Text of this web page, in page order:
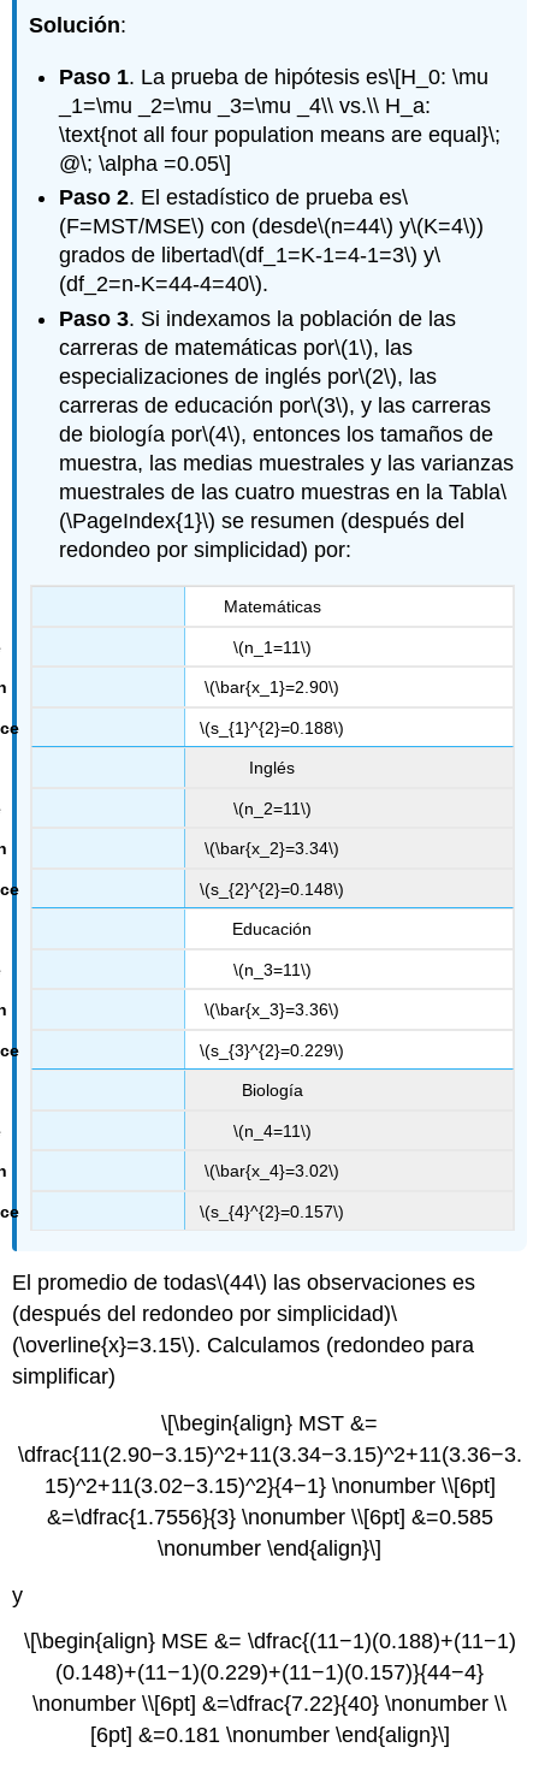
Solución:
Paso 1. La prueba de hipótesis es\[H_0: \mu
_1=\mu _2=\mu _3=\mu _4\\ vs.\\ H_a:
\text{not all four population means are equal}\;
@\; \alpha =0.05\]
Paso 2. El estadístico de prueba es\
(F=MST/MSE\) con (desde\(n=44\) y\(K=4\))
grados de libertad\(df_1=K-1=4-1=3\) y\
(df_2=n-K=44-4=40\).
Paso 3. Si indexamos la población de las
carreras de matemáticas por\(1\), las
especializaciones de inglés por\(2\), las
carreras de educación por\(3\), y las carreras
de biología por\(4\), entonces los tamaños de
muestra, las medias muestrales y las varianzas
muestrales de las cuatro muestras en la Tabla\
(\PageIndex{1}\) se resumen (después del
redondeo por simplicidad) por:
Matemáticas
\(n_1=11\)
\(\bar{x_1}=2.90\)
\(s_{1}^{2}=0.188\)
Inglés
\(n_2=11\)
\(\bar{x_2}=3.34\)
\(s_{2}^{2}=0.148\)
Educación
\(n_3=11\)
\(\bar{x_3}=3.36\)
\(s_{3}^{2}=0.229\)
Biología
\(n_4=11\)
\(\bar{x_4}=3.02\)
\(s_{4}^{2}=0.157\)
El promedio de todas\(44\) las observaciones es
(después del redondeo por simplicidad)\
(\overline{x}=3.15\). Calculamos (redondeo para
simplificar)
\[\begin{align} MST &=
\dfrac{11(2.90−3.15)^2+11(3.34−3.15)^2+11(3.36−3.
15)^2+11(3.02−3.15)^2}{4−1} \nonumber \\[6pt]
&=\dfrac{1.7556}{3} \nonumber \\[6pt] &=0.585
\nonumber \end{align}\]
y
\[\begin{align} MSE &= \dfrac{(11−1)(0.188)+(11−1)
(0.148)+(11−1)(0.229)+(11−1)(0.157)}{44−4}
\nonumber \\[6pt] &=\dfrac{7.22}{40} \nonumber \\
[6pt] &=0.181 \nonumber \end{align}\]